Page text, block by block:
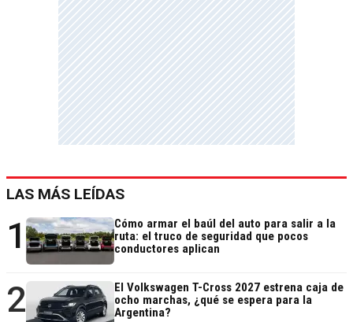
LAS MÁS LEÍDAS
1
Cómo armar el baúl del auto para salir a la
ruta: el truco de seguridad que pocos
conductores aplican
2
El Volkswagen T-Cross 2027 estrena caja de
ocho marchas, ¿qué se espera para la
Argentina?